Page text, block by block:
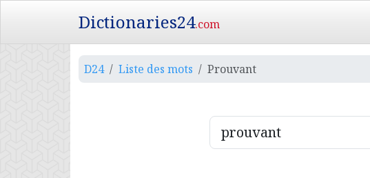
Dictionaries24.com
D24 Liste des mots Prouvant